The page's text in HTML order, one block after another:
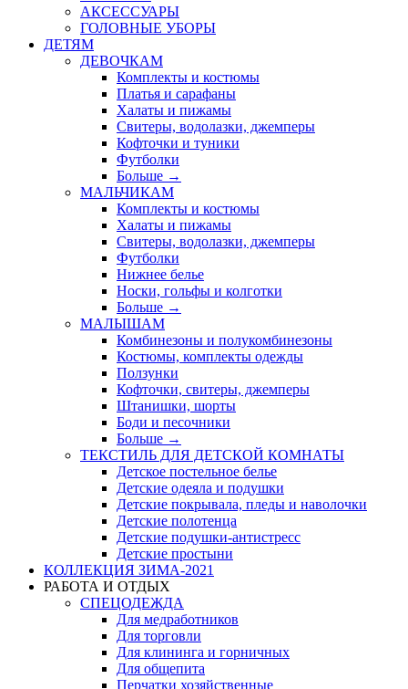
АКСЕССУАРЫ
ГОЛОВНЫЕ УБОРЫ
ДЕТЯМ
ДЕВОЧКАМ
Комплекты и костюмы
Платья и сарафаны
Халаты и пижамы
Свитеры, водолазки, джемперы
Кофточки и туники
Футболки
Больше →
МАЛЬЧИКАМ
Комплекты и костюмы
Халаты и пижамы
Свитеры, водолазки, джемперы
Футболки
Нижнее белье
Носки, гольфы и колготки
Больше →
МАЛЫШАМ
Комбинезоны и полукомбинезоны
Костюмы, комплекты одежды
Ползунки
Кофточки, свитеры, джемперы
Штанишки, шорты
Боди и песочники
Больше →
ТЕКСТИЛЬ ДЛЯ ДЕТСКОЙ КОМНАТЫ
Детское постельное белье
Детские одеяла и подушки
Детские покрывала, пледы и наволочки
Детские полотенца
Детские подушки-антистресс
Детские простыни
КОЛЛЕКЦИЯ ЗИМА-2021
РАБОТА И ОТДЫХ
СПЕЦОДЕЖДА
Для медработников
Для торговли
Для клининга и горничных
Для общепита
Перчатки хозяйственные